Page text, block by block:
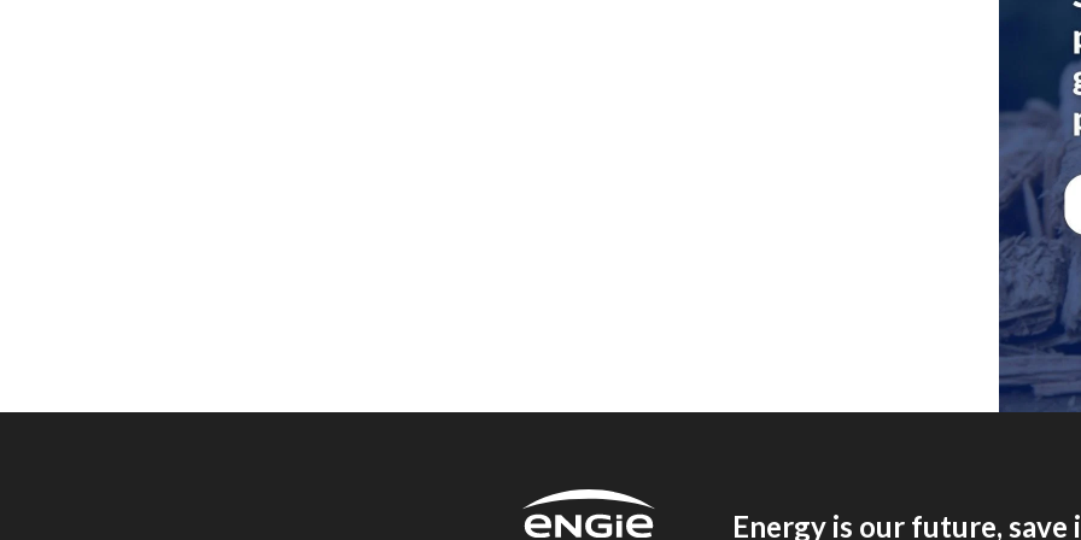
Energy is our future, save